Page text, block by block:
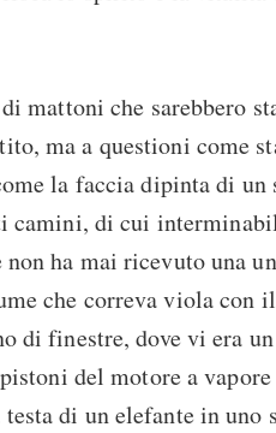
mattoni che sarebbero
ma a questioni come
la faccia dipinta di un
camini, di cui
ha mai ricevuto una
che correva viola con
di finestre, dove vi era
del motore a
di un elefante in uno